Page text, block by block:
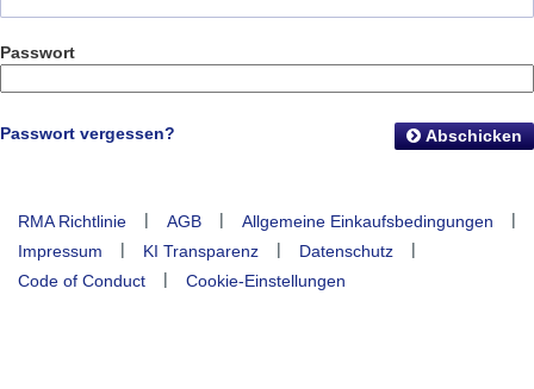
Passwort
Passwort vergessen? Abschicken
RMA Richtlinie | AGB | Allgemeine Einkaufsbedingungen
|
Impressum
| KI Transparenz | Datenschutz
|
Code of Conduct
| Cookie-Einstellungen